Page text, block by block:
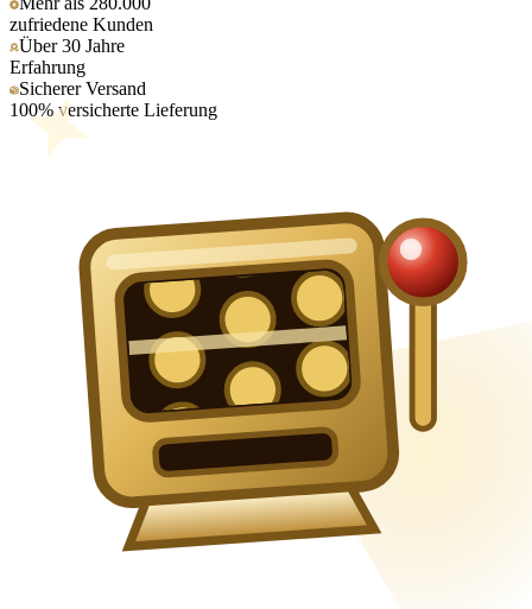
zufriedene Kunden
Über 30 Jahre
Erfahrung
Sicherer Versand
100% versicherte Lieferung